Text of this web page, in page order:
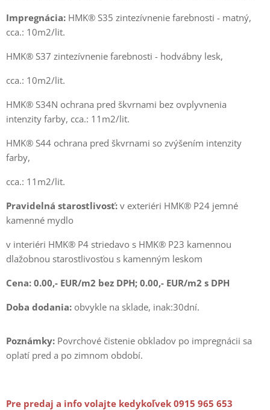
Impregnácia: HMK® S35 zintezívnenie farebnosti - matný,
cca.: 10m2/lit.
HMK® S37 zintezívnenie farebnosti - hodvábny lesk,
cca.: 10m2/lit.
HMK® S34N ochrana pred škvrnami bez ovplyvnenia
intenzity farby, cca.: 11m2/lit.
HMK® S44 ochrana pred škvrnami so zvýšením intenzity
farby,
cca.: 11m2/lit.
Pravidelná starostlivosť: v exteriéri HMK® P24 jemné
kamenné mydlo
v interiéri HMK® P4 striedavo s HMK® P23 kamennou
dlažobnou starostlivosťou s kamenným leskom
Cena: 0.00,- EUR/m2 bez DPH; 0.00,- EUR/m2 s DPH
Doba dodania: obvykle na sklade, inak:30dní.
Poznámky: Povrchové čistenie obkladov po impregnácii sa
oplatí pred a po zimnom období.
Pre predaj a info volajte kedykoľvek 0915 965 653